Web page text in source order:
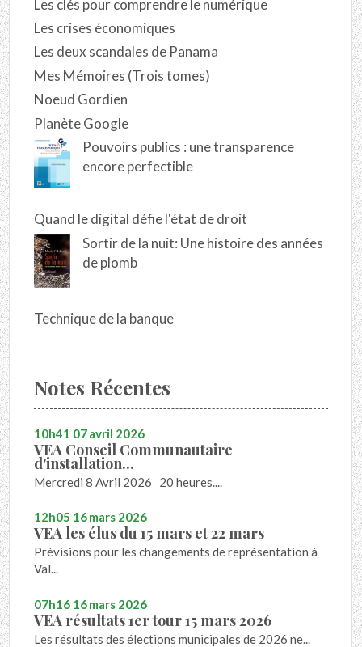
Les clés pour comprendre le numérique
Les crises économiques
Les deux scandales de Panama
Mes Mémoires (Trois tomes)
Noeud Gordien
Planète Google
Pouvoirs publics : une transparence
encore perfectible
Quand le digital défie l'état de droit
Sortir de la nuit: Une histoire des années
de plomb
Technique de la banque
Notes Récentes
10h41 07avril 2026
VEA Conseil Communautaire
d'installation...
Mercredi 8 Avril 2026 20 heures....
12h05 16mars 2026
VEA les élus du 15 mars et 22 mars
Prévisions pour les changements de représentation à
Val...
07h16 16mars 2026
VEA résultats 1er tour 15 mars 2026
Les résultats des élections municipales de 2026 ne...